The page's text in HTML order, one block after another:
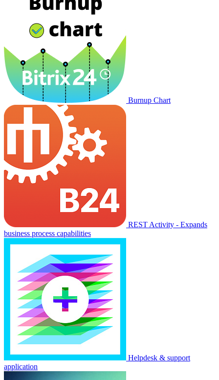
Burnup Chart
REST Activity - Expands
business process capabilities
Helpdesk & support
application